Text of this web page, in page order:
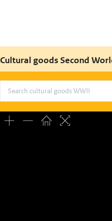
Cultural goods Second